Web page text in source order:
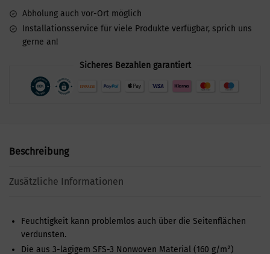
Abholung auch vor-Ort möglich
Installationsservice für viele Produkte verfügbar, sprich uns
gerne an!
Sicheres Bezahlen garantiert
Beschreibung
Zusätzliche Informationen
Feuchtigkeit kann problemlos auch über die Seitenflächen
verdunsten.
Die aus 3-lagigem SFS-3 Nonwoven Material (160 g/m²)